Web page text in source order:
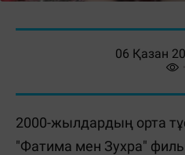
06 Қазан
2000-жылдардың орта
"Фатима мен Зухра"